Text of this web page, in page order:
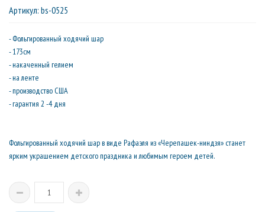
Артикул: bs-0525
- Фольгированный ходячий шар
- 173см
- накаченный гелием
- на ленте
- производство США
- гарантия 2 -4 дня
Фольгированный ходячий шар в виде Рафаэля из «Черепашек-ниндзя» станет
ярким украшением детского праздника и любимым героем детей.